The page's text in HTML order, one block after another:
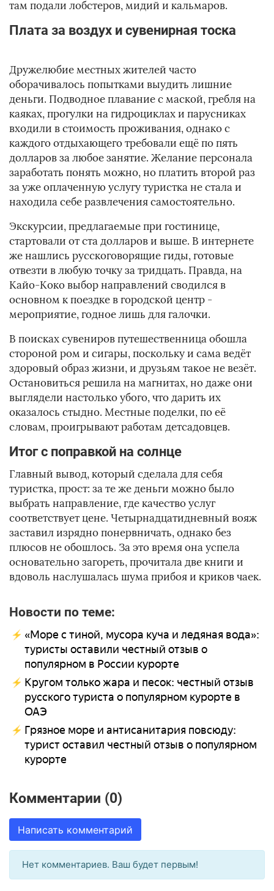
там подали лобстеров, мидий и кальмаров.
Плата за воздух и сувенирная тоска
Дружелюбие местных жителей часто
оборачивалось попытками выудить лишние
деньги. Подводное плавание с маской, гребля на
каяках, прогулки на гидроциклах и парусниках
входили в стоимость проживания, однако с
каждого отдыхающего требовали ещё по пять
долларов за любое занятие. Желание персонала
заработать понять можно, но платить второй раз
за уже оплаченную услугу туристка не стала и
находила себе развлечения самостоятельно.
Экскурсии, предлагаемые при гостинице,
стартовали от ста долларов и выше. В интернете
же нашлись русскоговорящие гиды, готовые
отвезти в любую точку за тридцать. Правда, на
Кайо-Коко выбор направлений сводился в
основном к поездке в городской центр -
мероприятие, годное лишь для галочки.
В поисках сувениров путешественница обошла
стороной ром и сигары, поскольку и сама ведёт
здоровый образ жизни, и друзьям такое не везёт.
Остановиться решила на магнитах, но даже они
выглядели настолько убого, что дарить их
оказалось стыдно. Местные поделки, по её
словам, проигрывают работам детсадовцев.
Итог с поправкой на солнце
Главный вывод, который сделала для себя
туристка, прост: за те же деньги можно было
выбрать направление, где качество услуг
соответствует цене. Четырнадцатидневный вояж
заставил изрядно понервничать, однако без
плюсов не обошлось. За это время она успела
основательно загореть, прочитала две книги и
вдоволь наслушалась шума прибоя и криков чаек.
Новости по теме:
«Море с тиной, мусора куча и ледяная вода»:
туристы оставили честный отзыв о
популярном в России курорте
Кругом только жара и песок: честный отзыв
русского туриста о популярном курорте в
ОАЭ
Грязное море и антисанитария повсюду:
турист оставил честный отзыв о популярном
курорте
Комментарии (0)
Написать комментарий
Нет комментариев. Ваш будет первым!